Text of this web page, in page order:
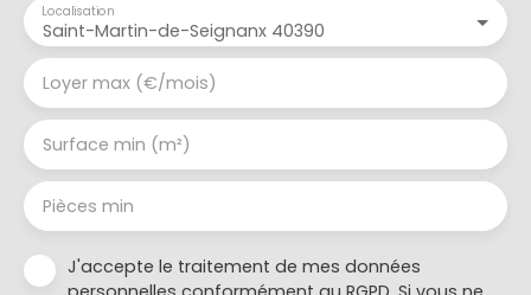
Saint-Martin-de-Seignanx 40390
Localisation
Loyer max (€/mois)
Surface min (m²)
Pièces min
J'accepte le traitement de mes données